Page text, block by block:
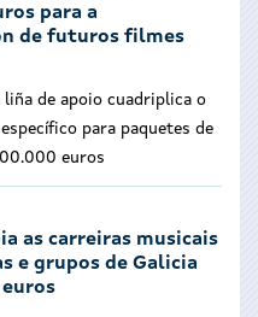
para a
de futuros filmes
de apoio cuadriplica o
para paquetes de
euros
as carreiras musicais
e grupos de Galicia
euros